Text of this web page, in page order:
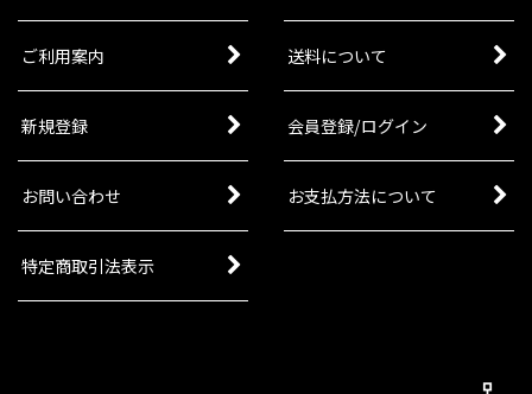
ご利用案内 送料について
新規登録 会員登録/ログイン
お問い合わせ お支払方法について
特定商取引法表示